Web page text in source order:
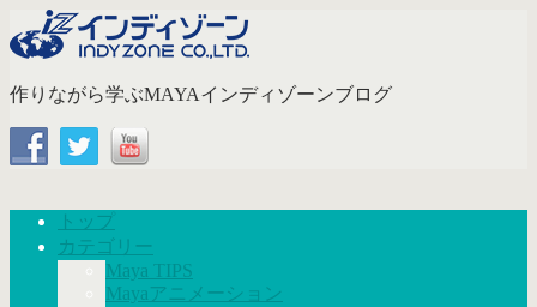
ン
ン
ス
作りながら学ぶMAYAインディゾーンブログ
トップ
カテゴリー
Maya TIPS
Mayaアニメーション